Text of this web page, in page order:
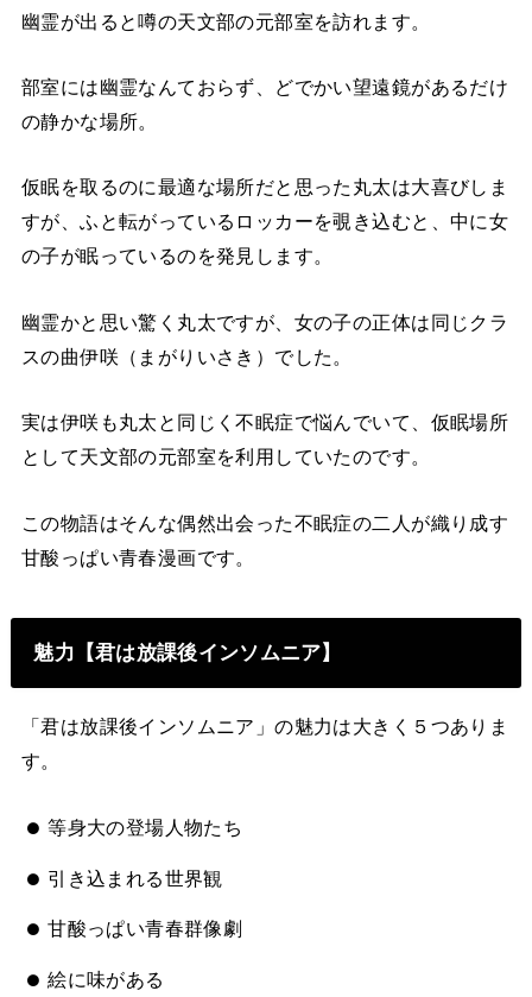
幽霊が出ると噂の天文部の元部室を訪れます。
部室には幽霊なんておらず、どでかい望遠鏡があるだけ
の静かな場所。
仮眠を取るのに最適な場所だと思った丸太は大喜びしま
すが、ふと転がっているロッカーを覗き込むと、中に女
の子が眠っているのを発見します。
幽霊かと思い驚く丸太ですが、女の子の正体は同じクラ
スの曲伊咲（まがりいさき）でした。
実は伊咲も丸太と同じく不眠症で悩んでいて、仮眠場所
として天文部の元部室を利用していたのです。
この物語はそんな偶然出会った不眠症の二人が織り成す
甘酸っぱい青春漫画です。
魅力【君は放課後インソムニア】
「君は放課後インソムニア」の魅力は大きく５つありま
す。
等身大の登場人物たち
引き込まれる世界観
甘酸っぱい青春群像劇
絵に味がある